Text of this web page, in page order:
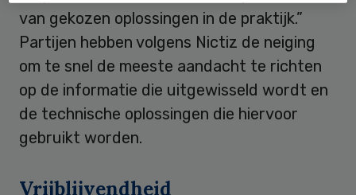
van gekozen oplossingen in de praktijk.”
Partijen hebben volgens Nictiz de neiging
om te snel de meeste aandacht te richten
op de informatie die uitgewisseld wordt en
de technische oplossingen die hiervoor
gebruikt worden.
Vrijblijvendheid